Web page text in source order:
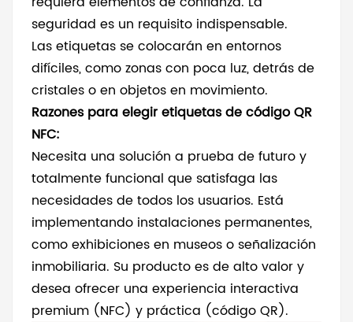
seguridad es un requisito indispensable.
Las etiquetas se colocarán en entornos
difíciles, como zonas con poca luz, detrás de
cristales o en objetos en movimiento.
Razones para elegir etiquetas de código QR
NFC:
Necesita una solución a prueba de futuro y
totalmente funcional que satisfaga las
necesidades de todos los usuarios. Está
implementando instalaciones permanentes,
como exhibiciones en museos o señalización
inmobiliaria. Su producto es de alto valor y
desea ofrecer una experiencia interactiva
premium (NFC) y práctica (código QR).